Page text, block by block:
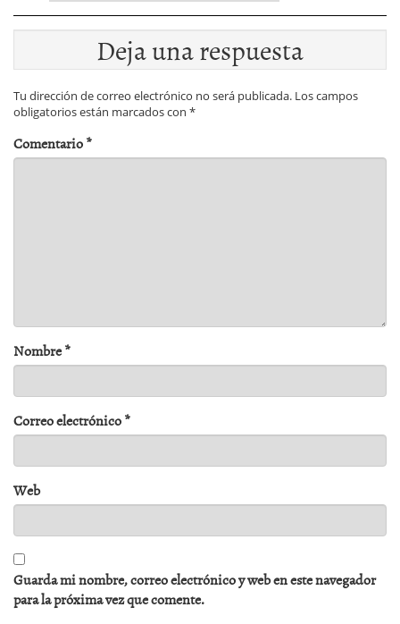
Deja una respuesta
Tu dirección de correo electrónico no será publicada. Los campos
obligatorios están marcados con *
Comentario*
Nombre*
Correo electrónico*
Web
Guarda mi nombre, correo electrónico y web en este navegador
para la próxima vez que comente.